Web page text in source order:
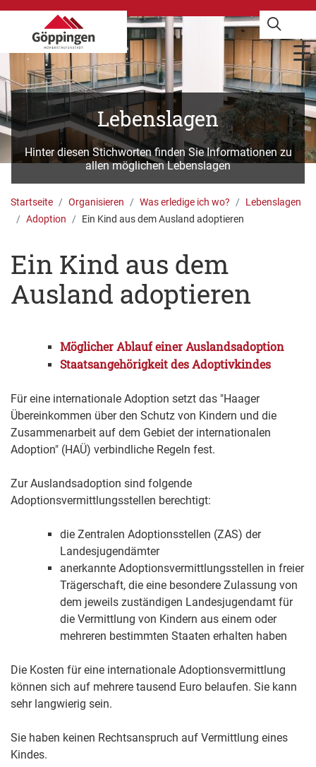
Lebenslagen
Hinter diesen Stichworten finden Sie Informationen zu
allen möglichen Lebenslagen
Startseite Organisieren Was erledige ich wo?
Lebenslagen
Adoption
Ein Kind aus dem Ausland adoptieren
Ein Kind aus dem
Ausland adoptieren
Möglicher Ablauf einer Auslandsadoption
Staatsangehörigkeit des Adoptivkindes
Für eine internationale Adoption setzt das "Haager
Übereinkommen über den Schutz von Kindern und die
Zusammenarbeit auf dem Gebiet der internationalen
Adoption" (HAÜ) verbindliche Regeln fest.
Zur Auslandsadoption sind folgende
Adoptionsvermittlungsstellen berechtigt:
die Zentralen Adoptionsstellen (ZAS) der
Landesjugendämter
anerkannte Adoptionsvermittlungsstellen in freier
Trägerschaft, die eine besondere Zulassung von
dem jeweils zuständigen Landesjugendamt für
die Vermittlung von Kindern aus einem oder
mehreren bestimmten Staaten erhalten haben
Die Kosten für eine internationale Adoptionsvermittlung
können sich auf mehrere tausend Euro belaufen. Sie kann
sehr langwierig sein.
Sie haben keinen Rechtsanspruch auf Vermittlung eines
Kindes.